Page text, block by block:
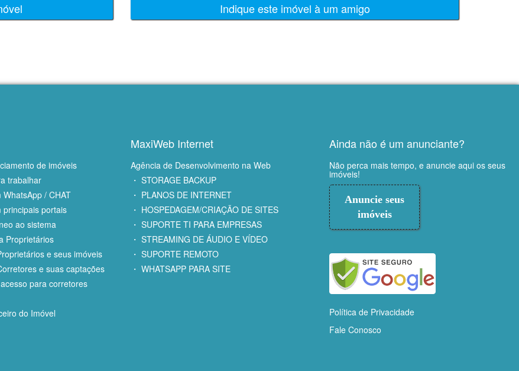
Indique este imóvel à um amigo
de imóveis
trabalhar
WhatsApp / CHAT
principais portais
ao sistema
Proprietários
e seus imóveis
e suas captações
para corretores
do Imóvel
MaxiWeb Internet
Agência de Desenvolvimento na Web
・ STORAGE BACKUP
・ PLANOS DE INTERNET
・ HOSPEDAGEM/CRIAÇÃO DE SITES
・ SUPORTE TI PARA EMPRESAS
・ STREAMING DE ÁUDIO E VÍDEO
・ SUPORTE REMOTO
・ WHATSAPP PARA SITE
Ainda não é um anunciante?
Não perca mais tempo, e anuncie aqui os seus
imóveis!
Anuncie seus
imóveis
Política de Privacidade
Fale Conosco